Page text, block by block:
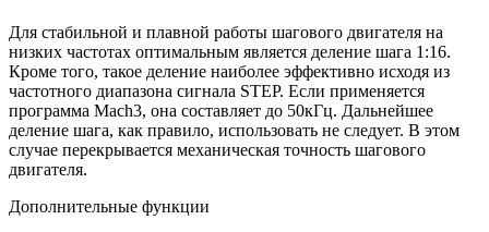
Для стабильной и плавной работы шагового двигателя на
низких частотах оптимальным является деление шага 1:16.
Кроме того, такое деление наиболее эффективно исходя из
частотного диапазона сигнала STEP. Если применяется
программа Mach3, она составляет до 50кГц. Дальнейшее
деление шага, как правило, использовать не следует. В этом
случае перекрывается механическая точность шагового
двигателя.
Дополнительные функции